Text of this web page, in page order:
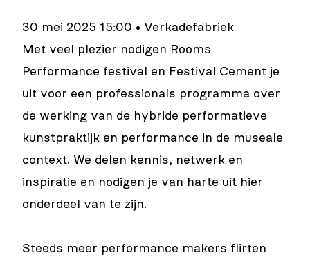
30 mei 2025 15:00 • Verkadefabriek
Met veel plezier nodigen Rooms
Performance festival en Festival Cement je
uit voor een professionals programma over
de werking van de hybride performatieve
kunstpraktijk en performance in de museale
context. We delen kennis, netwerk en
inspiratie en nodigen je van harte uit hier
onderdeel van te zijn.
Steeds meer performance makers flirten